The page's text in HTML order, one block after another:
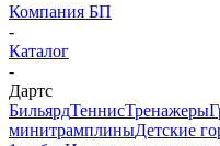
Компания БП
-
Каталог
-
Дартс
БильярдТеннисТренажеры
минитрамплиныДетские